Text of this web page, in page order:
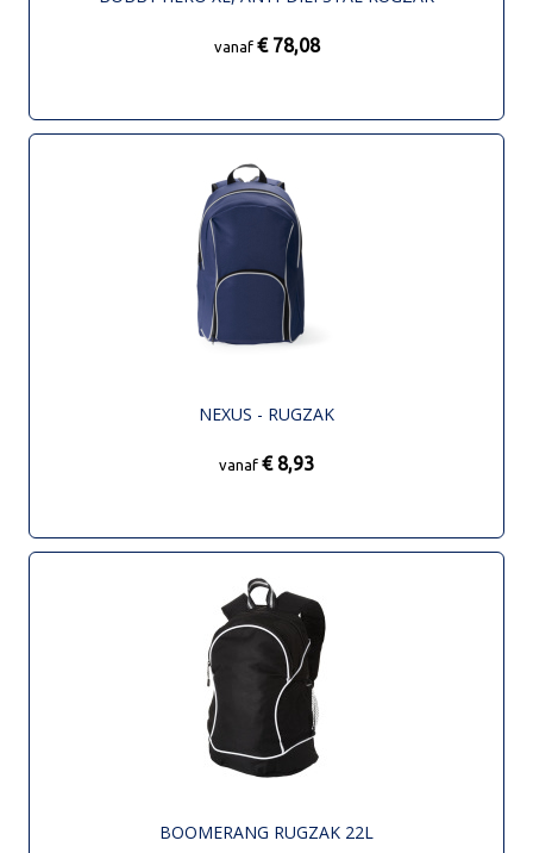
vanaf € 78,08
NEXUS - RUGZAK
vanaf € 8,93
BOOMERANG RUGZAK 22L